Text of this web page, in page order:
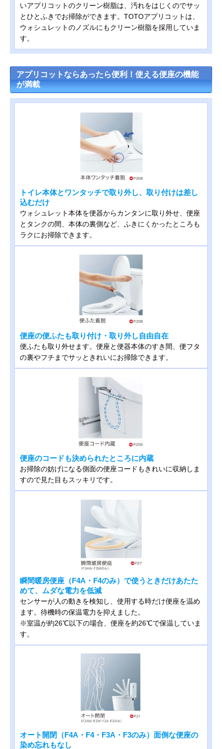
いアプリコットのクリーン樹脂は、汚れをはじくのでサッ
とひとふきでお掃除ができます。TOTOアプリコットは、
ウォシュレットのノズルにもクリーン樹脂を採用していま
す。
アプリコットならあったら便利！使える便座の機能
が満載
トイレ本体とワンタッチで取り外し、取り付けは差し
込むだけ
ウォシュレット本体を便器からカンタンに取り外せ、便座
とタンクの間、本体の裏側など、ふきにくかったところも
ラクにお掃除できます。
便座の便ふたも取り付け・取り外し自由自在
便ふたも取り外せます。便座と便器本体のすき間、便フタ
の裏やフチまでサッときれいにお掃除できます。
便座のコードも決められたところに内蔵
お掃除の妨げになる側面の便座コードもきれいに収納しま
すので見た目もスッキリです。
瞬間暖房便座（F4A・F4のみ）で使うときだけあたた
めて、ムダな電力を低減
センサーが人の動きを検知し、使用する時だけ便座を温め
ます。待機時の保温電力を抑えました。
※室温が約26℃以下の場合、便座を約26℃で保温していま
す。
オート開閉（F4A・F4・F3A・F3のみ）面倒な便座の
染め忘れもなし